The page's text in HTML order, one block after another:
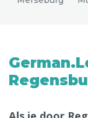
Uitgelichte